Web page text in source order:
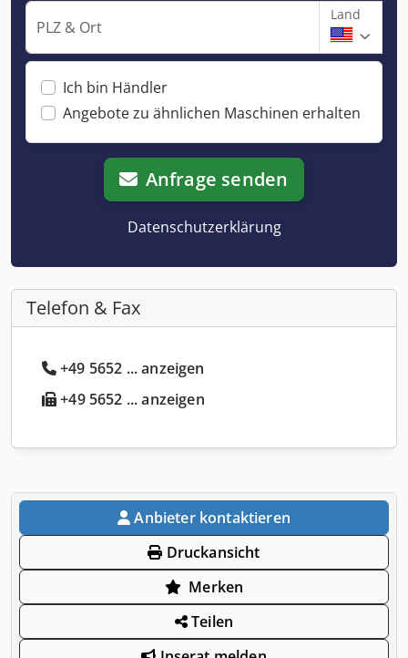
PLZ & Ort
Land
Ich bin Händler
Angebote zu ähnlichen Maschinen erhalten
Anfrage senden
Datenschutzerklärung
Telefon & Fax
+49 5652 ... anzeigen
+49 5652 ... anzeigen
Anbieter kontaktieren
Druckansicht
Merken
Teilen